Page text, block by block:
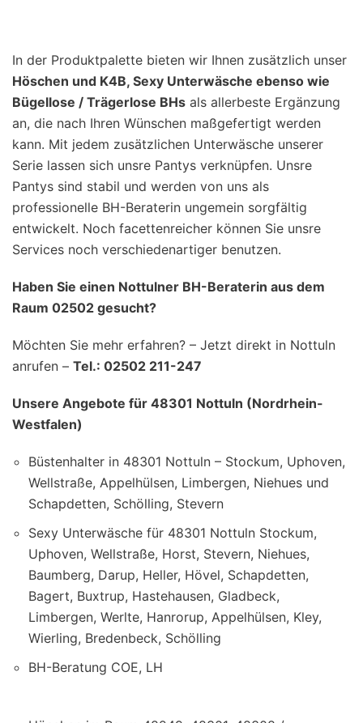
In der Produktpalette bieten wir Ihnen zusätzlich unser
Höschen und K4B, Sexy Unterwäsche ebenso wie
Bügellose / Trägerlose BHs als allerbeste Ergänzung
an, die nach Ihren Wünschen maßgefertigt werden
kann. Mit jedem zusätzlichen Unterwäsche unserer
Serie lassen sich unsre Pantys verknüpfen. Unsre
Pantys sind stabil und werden von uns als
professionelle BH-Beraterin ungemein sorgfältig
entwickelt. Noch facettenreicher können Sie unsre
Services noch verschiedenartiger benutzen.
Haben Sie einen Nottulner BH-Beraterin aus dem
Raum 02502 gesucht?
Möchten Sie mehr erfahren? – Jetzt direkt in Nottuln
anrufen – Tel.: 02502 211-247
Unsere Angebote für 48301 Nottuln (Nordrhein-
Westfalen)
Büstenhalter in 48301 Nottuln – Stockum, Uphoven,
Wellstraße, Appelhülsen, Limbergen, Niehues und
Schapdetten, Schölling, Stevern
Sexy Unterwäsche für 48301 Nottuln Stockum,
Uphoven, Wellstraße, Horst, Stevern, Niehues,
Baumberg, Darup, Heller, Hövel, Schapdetten,
Bagert, Buxtrup, Hastehausen, Gladbeck,
Limbergen, Werlte, Hanrorup, Appelhülsen, Kley,
Wierling, Bredenbeck, Schölling
BH-Beratung COE, LH